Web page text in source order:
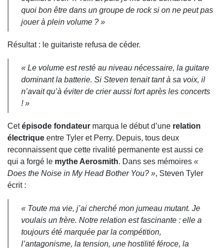
quoi bon être dans un groupe de rock si on ne peut pas
jouer à plein volume ? »
Résultat : le guitariste refusa de céder.
« Le volume est resté au niveau nécessaire, la guitare
dominant la batterie. Si Steven tenait tant à sa voix, il
n’avait qu’à éviter de crier aussi fort après les concerts
! »
Cetépisode fondateur marqua le début d’une relation
électrique entre Tyler et Perry. Depuis, tous deux
reconnaissent que cette rivalité permanente est aussi ce
qui a forgé le mythe Aerosmith. Dans ses mémoires «
Does the Noise in My Head Bother You? », Steven Tyler
écrit :
« Toute ma vie, j’ai cherché mon jumeau mutant. Je
voulais un frère. Notre relation est fascinante : elle a
toujours été marquée par la compétition,
l’antagonisme, la tension, une hostilité féroce, la